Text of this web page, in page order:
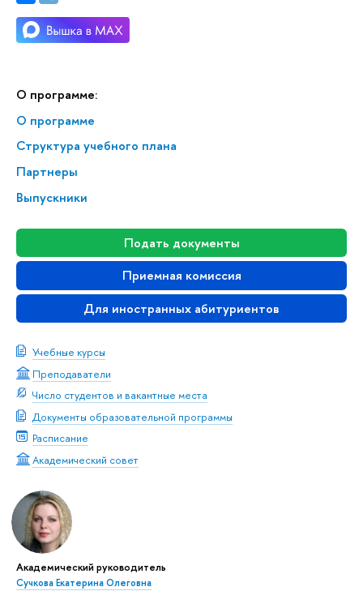
О программе:
О программе
Структура учебного плана
Партнеры
Выпускники
Подать документы
Приемная комиссия
Для иностранных абитуриентов
Учебные курсы
Преподаватели
Число студентов и вакантные места
Документы образовательной программы
Расписание
Академический совет
Академический руководитель
Сучкова Екатерина Олеговна